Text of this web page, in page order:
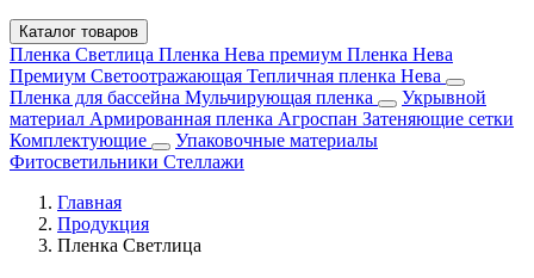
Каталог товаров
Пленка Светлица Пленка Нева премиум Пленка Нева
Премиум Светоотражающая Тепличная пленка Нева
Пленка для бассейна Мульчирующая пленка
Укрывной
материал Армированная пленка Агроспан Затеняющие сетки
Комплектующие
Упаковочные материалы
Фитосветильники Стеллажи
Главная
Продукция
Пленка Светлица